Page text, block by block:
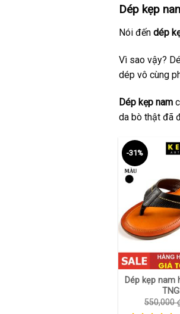
Dép kẹp
Nói đến dép
Vì sao vậy?
dép vô cùng
Dép kẹp nam
da bò thật đã
-31%
+
Dép kẹp nam
550,000